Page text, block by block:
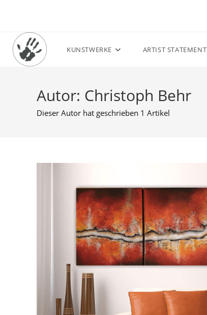
springen
KUNSTWERKE ARTIST STATEMENT
Autor: Christoph Behr
Dieser Autor hat geschrieben 1 Artikel